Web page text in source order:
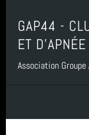
GAP44 -
ET D'APNÉE
Association